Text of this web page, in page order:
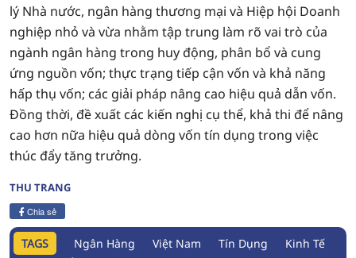
lý Nhà nước, ngân hàng thương mại và Hiệp hội Doanh
nghiệp nhỏ và vừa nhằm tập trung làm rõ vai trò của
ngành ngân hàng trong huy động, phân bổ và cung
ứng nguồn vốn; thực trạng tiếp cận vốn và khả năng
hấp thụ vốn; các giải pháp nâng cao hiệu quả dẫn vốn.
Đồng thời, đề xuất các kiến nghị cụ thể, khả thi để nâng
cao hơn nữa hiệu quả dòng vốn tín dụng trong việc
thúc đẩy tăng trưởng.
THU TRANG
Chia sẻ
TAGS Ngân Hàng Việt Nam Tín Dụng
Kinh Tế